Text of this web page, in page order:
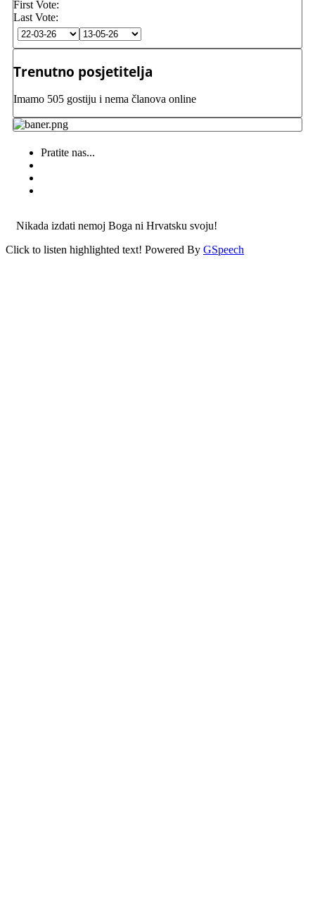
First Vote:
Last Vote:
Trenutno posjetitelja
Imamo 505 gostiju i nema članova online
Pratite nas...
Nikada izdati nemoj Boga ni Hrvatsku svoju!
Click to listen highlighted text! Powered By GSpeech